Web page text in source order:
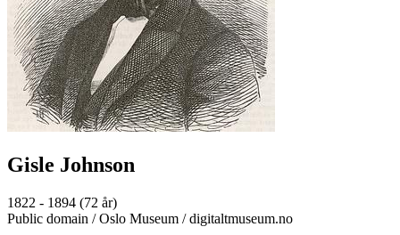
Gisle Johnson
1822 - 1894 (72 år)
Public domain / Oslo Museum / digitaltmuseum.no